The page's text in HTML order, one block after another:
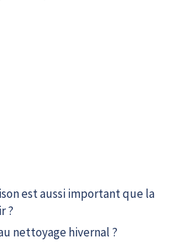
est aussi important que la
?
nettoyage hivernal ?